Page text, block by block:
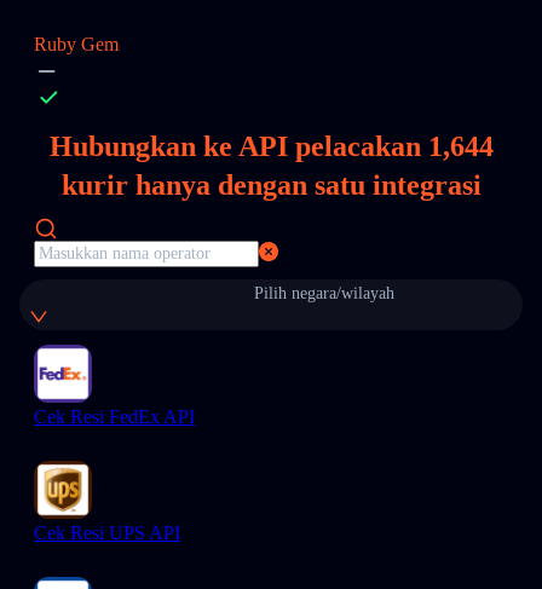
Ruby Gem
Hubungkan ke API pelacakan 1,644
kurir hanya dengan satu integrasi
Pilih negara/wilayah
Cek Resi FedEx API
Cek Resi UPS API